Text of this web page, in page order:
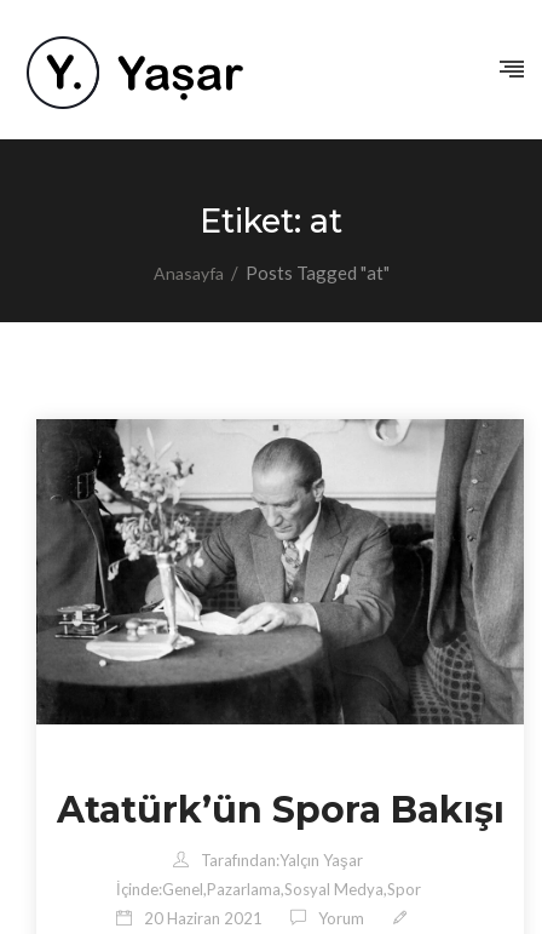
Etiket: at
Anasayfa / Posts Tagged "at"
Atatürk’ün Spora Bakışı
Tarafından:Yalçın Yaşar
İçinde:Genel,Pazarlama,Sosyal Medya,Spor
20 Haziran 2021
Yorum